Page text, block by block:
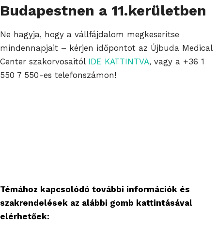
Budapestnen a 11.kerületben
Ne hagyja, hogy a vállfájdalom megkeserítse
mindennapjait – kérjen időpontot az Újbuda Medical
Center szakorvosaitól IDE KATTINTVA, vagy a +36 1
550 7 550-es telefonszámon!
Témához kapcsolódó további információk és
szakrendelések az alábbi gomb kattintásával
elérhetőek: